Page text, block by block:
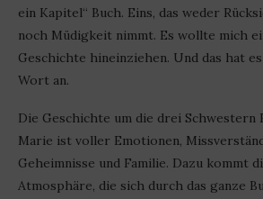
ein Kapitel“ Buch. Eins, das weder
noch Müdigkeit nimmt. Es wollte mich
Geschichte hineinziehen. Und das hat
Wort an.
Die Geschichte um die drei Schwestern
Marie ist voller Emotionen,
Geheimnisse und Familie. Dazu kommt
Atmosphäre, die sich durch das ganze